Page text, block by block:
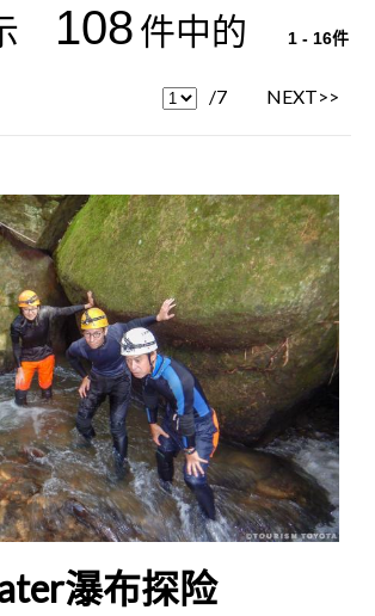
108 件中的 1 - 16件
/7 NEXT>>
瀑布探险